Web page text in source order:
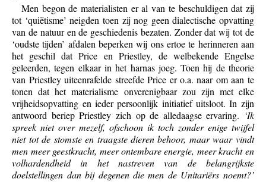
Men begon de materialisten er al van te beschuldigen dat zij
tot ‘quiëtisme’ neigden toen zij nog geen dialectische opvatting
van de natuur en de geschiedenis bezaten. Zonder dat wij tot de
‘oudste tijden’ afdalen beperken wij ons ertoe te herinneren aan
het geschil dat Price en Priestley, de welbekende Engelse
geleerden, tegen elkaar in het harnas joeg. Toen hij de theorie
van Priestley uiteenrafelde streefde Price er o.a. naar om aan te
tonen dat het materialisme onverenigbaar zou zijn met elke
vrijheidsopvatting en ieder persoonlijk initiatief uitsloot. In zijn
antwoord beriep Priestley zich op de alledaagse ervaring. ‘Ik
spreek niet over mezelf, ofschoon ik toch zonder enige twijfel
niet tot de stomste en traagste dieren behoor, maar waar vindt
men meer geestkracht, meer ontembare energie, meer kracht en
volhardendheid in het nastreven van de belangrijkste
doelstellingen dan bij degenen die men de Unitariërs noemt?’